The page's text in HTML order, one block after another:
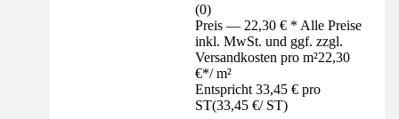
(0)
Preis — 22,30 € * Alle Preise
inkl. MwSt. und ggf. zzgl.
Versandkosten pro m²22,30
€*/ m²
Entspricht 33,45 € pro
ST(33,45 €/ ST)